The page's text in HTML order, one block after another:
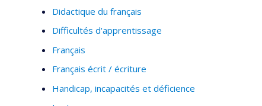
Didactique du français
Difficultés d'apprentissage
Français
Français écrit / écriture
Handicap, incapacités et déficience